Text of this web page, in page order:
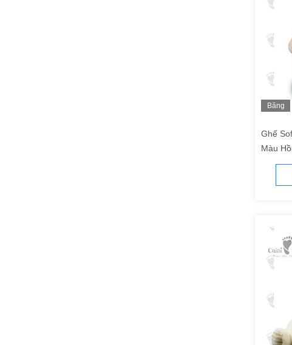
Băng
Ghế
Màu